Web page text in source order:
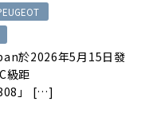
於2026年5月15日發
級距
」 […]